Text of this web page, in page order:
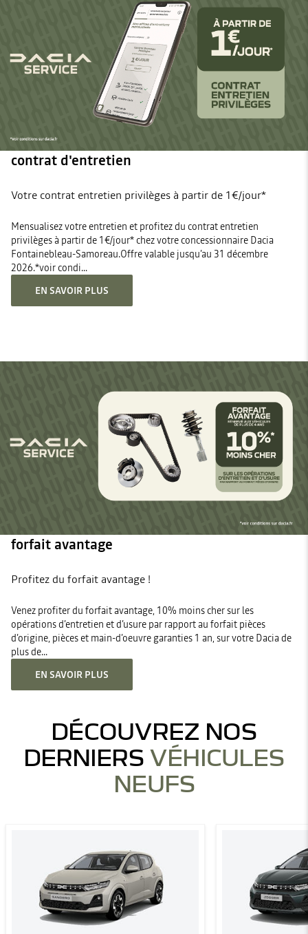
contrat d'entretien
Votre contrat entretien privilèges à partir de 1€/jour*
Mensualisez votre entretien et profitez du contrat entretien
privilèges à partir de 1€/jour* chez votre concessionnaire Dacia
Fontainebleau-Samoreau.Offre valable jusqu’au 31 décembre
2026.*voir condi...
EN SAVOIR PLUS
forfait avantage
Profitez du forfait avantage !
Venez profiter du forfait avantage, 10% moins cher sur les
opérations d’entretien et d’usure par rapport au forfait pièces
d’origine, pièces et main-d’oeuvre garanties 1 an, sur votre Dacia de
plus de...
EN SAVOIR PLUS
DÉCOUVREZ NOS
DERNIERS VÉHICULES
NEUFS